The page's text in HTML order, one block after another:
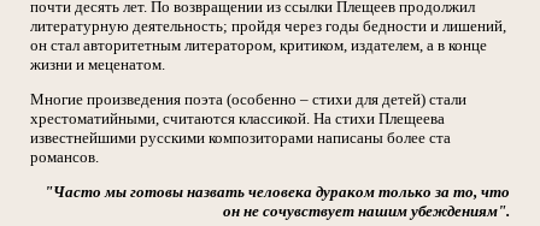
почти десять лет. По возвращении из ссылки Плещеев продолжил
литературную деятельность; пройдя через годы бедности и лишений,
он стал авторитетным литератором, критиком, издателем, а в конце
жизни и меценатом.
Многие произведения поэта (особенно – стихи для детей) стали
хрестоматийными, считаются классикой. На стихи Плещеева
известнейшими русскими композиторами написаны более ста
романсов.
"Часто мы готовы назвать человека дураком только за то, что
он не сочувствует нашим убеждениям".